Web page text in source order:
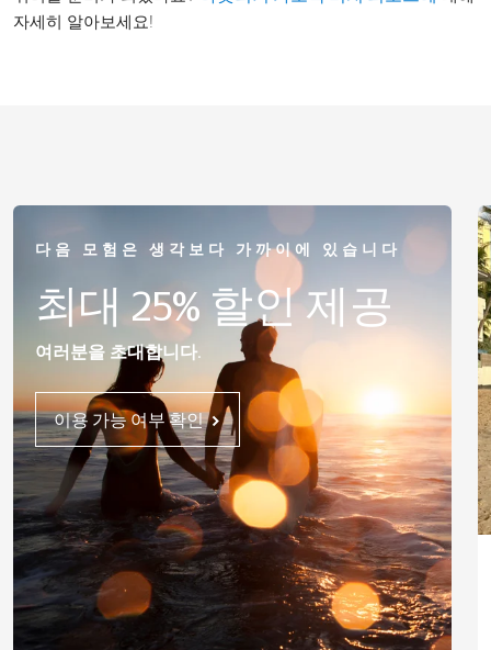
자세히 알아보세요!
다음 모험은 생각보다 가까이에 있습니다
최대 25% 할인 제공
여러분을 초대합니다.
이용 가능 여부 확인